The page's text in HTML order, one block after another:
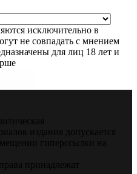
исключительно в
не совпадать с мнением
для лиц 18 лет и
издания допускается
гиперссылки на
принадлежат